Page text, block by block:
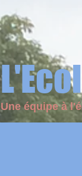
Une équipe à
ECOLE TCSM